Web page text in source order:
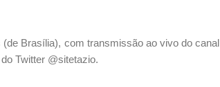
Brasília), com transmissão ao vivo do canal
Twitter @sitetazio.